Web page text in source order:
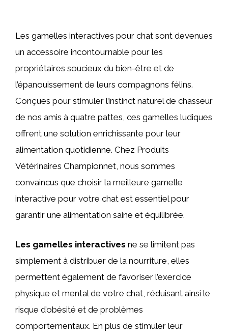
Les gamelles interactives pour chat sont devenues
un accessoire incontournable pour les
propriétaires soucieux du bien-être et de
l’épanouissement de leurs compagnons félins.
Conçues pour stimuler l’instinct naturel de chasseur
de nos amis à quatre pattes, ces gamelles ludiques
offrent une solution enrichissante pour leur
alimentation quotidienne. Chez Produits
Vétérinaires Championnet, nous sommes
convaincus que choisir la meilleure gamelle
interactive pour votre chat est essentiel pour
garantir une alimentation saine et équilibrée.
Les gamelles interactives ne se limitent pas
simplement à distribuer de la nourriture, elles
permettent également de favoriser l’exercice
physique et mental de votre chat, réduisant ainsi le
risque d’obésité et de problèmes
comportementaux. En plus de stimuler leur